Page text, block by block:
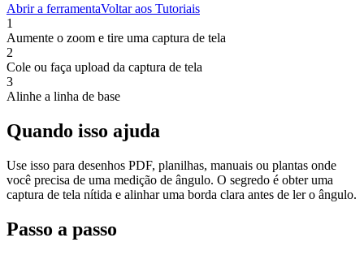
Abrir a ferramentaVoltar aos Tutoriais
1
Aumente o zoom e tire uma captura de tela
2
Cole ou faça upload da captura de tela
3
Alinhe a linha de base
Quando isso ajuda
Use isso para desenhos PDF, planilhas, manuais ou plantas onde
você precisa de uma medição de ângulo. O segredo é obter uma
captura de tela nítida e alinhar uma borda clara antes de ler o ângulo.
Passo a passo